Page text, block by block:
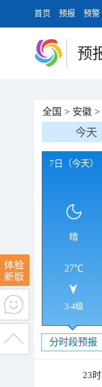
首页 预报 预警
预
全国 > 安徽 >
今天
7日（今天）
晴
27℃
3-4级
分时段预报
23时